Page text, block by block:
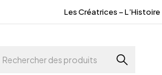
Les Créatrices – L’Histoire